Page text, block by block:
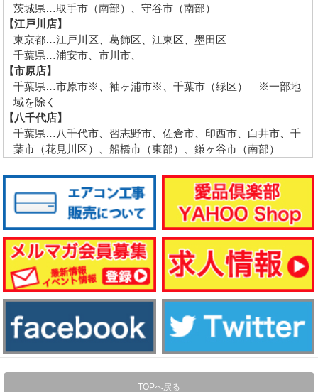
茨城県…取手市（南部）、守谷市（南部）
【江戸川店】
東京都…江戸川区、葛飾区、江東区、墨田区
千葉県…浦安市、市川市、
【市原店】
千葉県…市原市※、袖ヶ浦市※、千葉市（緑区） ※一部地
域を除く
【八千代店】
千葉県…八千代市、習志野市、佐倉市、印西市、白井市、千
葉市（花見川区）、船橋市（東部）、鎌ヶ谷市（南部）
TOPへ戻る